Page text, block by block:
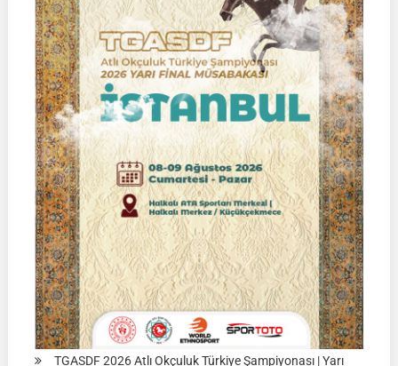
Final
Müsabakası
15
Ağustos
2026
|
Ulupamir-
Erciş/VAN
TGASDF 2026 Atlı Okçuluk Türkiye Şampiyonası | Yarı